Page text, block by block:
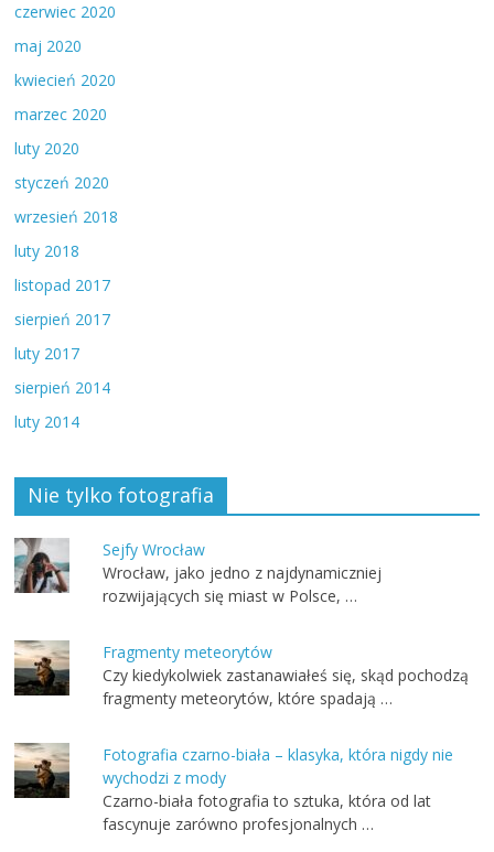
czerwiec 2020
maj 2020
kwiecień 2020
marzec 2020
luty 2020
styczeń 2020
wrzesień 2018
luty 2018
listopad 2017
sierpień 2017
luty 2017
sierpień 2014
luty 2014
Nie tylko fotografia
Sejfy Wrocław
Wrocław, jako jedno z najdynamiczniej
rozwijających się miast w Polsce, …
Fragmenty meteorytów
Czy kiedykolwiek zastanawiałeś się, skąd pochodzą
fragmenty meteorytów, które spadają …
Fotografia czarno-biała – klasyka, która nigdy nie
wychodzi z mody
Czarno-biała fotografia to sztuka, która od lat
fascynuje zarówno profesjonalnych …